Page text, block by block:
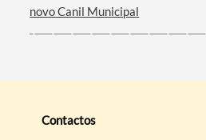
novo Canil Municipal
Contactos